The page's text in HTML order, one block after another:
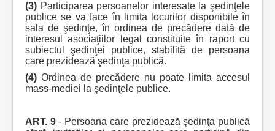
(3) Participarea persoanelor interesate la şedinţele
publice se va face în limita locurilor disponibile în
sala de şedinţe, în ordinea de precădere dată de
interesul asociaţiilor legal constituite în raport cu
subiectul şedinţei publice, stabilită de persoana
care prezidează şedinţa publică.
(4) Ordinea de precădere nu poate limita accesul
mass-mediei la şedinţele publice.
ART. 9- Persoana care prezidează şedinţa publică